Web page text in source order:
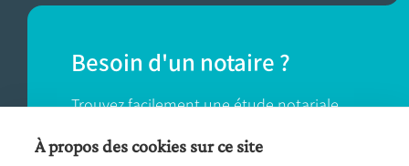
Besoin d'un notaire ?
Trouvez facilement une étude notariale
près de chez vous.
À propos des cookies sur ce site